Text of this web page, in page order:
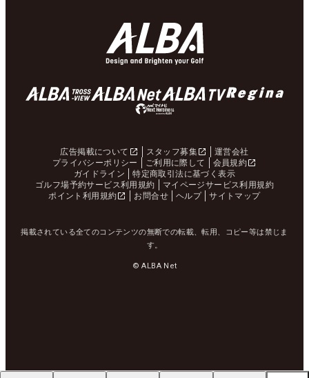
広告掲載について スタッフ募集
運営会社
プライバシーポリシー
ご利用に際して
会員規約
ガイドライン
特定商取引法に基づく表示
ゴルフ場予約サービス利用規約
マイページサービス利用規約
ポイント利用規約
お問合せ ヘルプ サイトマップ
掲載されている全てのコンテンツの無断での転載、転用、コピー等は禁じま
す。
© ALBA Net